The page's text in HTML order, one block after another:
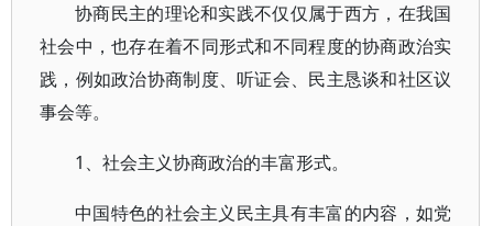
协商民主的理论和实践不仅仅属于西方，在我国
社会中，也存在着不同形式和不同程度的协商政治实
践，例如政治协商制度、听证会、民主恳谈和社区议
事会等。
1、社会主义协商政治的丰富形式。
中国特色的社会主义民主具有丰富的内容，如党